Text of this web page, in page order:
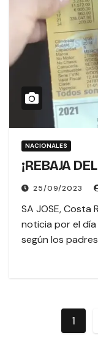
NACIONALES
¡REBAJA
25/09/2023
SA JOSE, Costa
noticia por el
según los
1